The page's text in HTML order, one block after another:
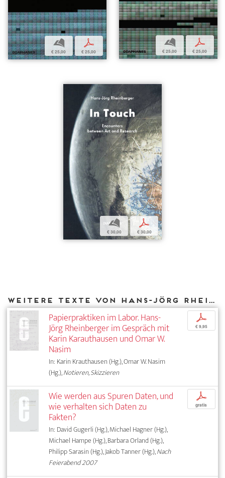
b
€ 25,00
p
€ 25,00
b
€ 25,00
p
€ 25,00
b
€ 30,00
p
€ 30,00
Weitere Texte von Hans-Jörg Rheinberger bei DIAPHANES
Papierpraktiken im Labor. Hans-
Jörg Rheinberger im Gespräch mit
Karin Karauthausen und Omar W.
Nasim
In: Karin Krauthausen (Hg.), Omar W. Nasim
(Hg.),Notieren, Skizzieren
p
€ 9,95
Wie werden aus Spuren Daten, und
wie verhalten sich Daten zu
Fakten?
In: David Gugerli (Hg.), Michael Hagner (Hg.),
Michael Hampe (Hg.), Barbara Orland (Hg.),
Philipp Sarasin (Hg.), Jakob Tanner (Hg.),Nach
Feierabend 2007
p
gratis